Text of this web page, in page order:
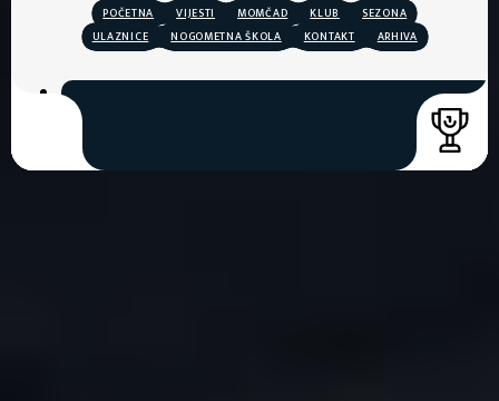
POČETNA VIJESTI MOMČAD KLUB
SEZONA
ULAZNICE
NOGOMETNA ŠKOLA KONTAKT ARHIVA